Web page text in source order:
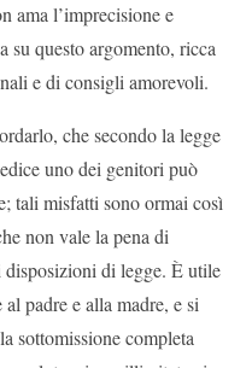
ama l’imprecisione e
su questo argomento, ricca
e di consigli amorevoli.
che secondo la legge
uno dei genitori può
tali misfatti sono ormai così
non vale la pena di
di legge. È utile
padre e alla madre, e si
sottomissione completa